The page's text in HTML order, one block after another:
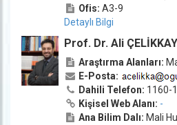
Ofis: A3-9
Detaylı Bilgi
Prof. Dr. Ali
Araştırma Alanları:
E-Posta:
Dahili Telefon: 1160-
Kişisel Web Alanı: -
Ana Bilim Dalı: Mali